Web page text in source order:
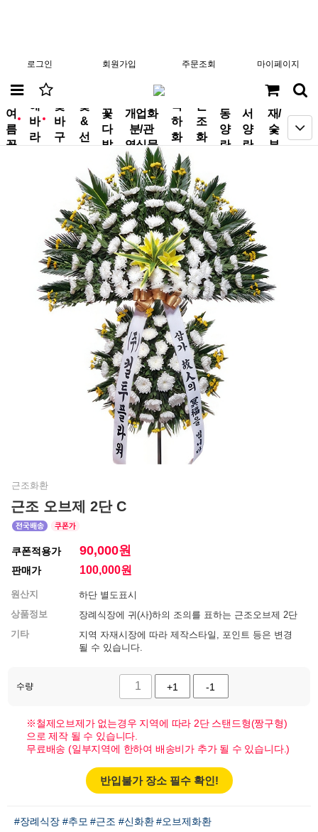
로그인 회원가입 주문조회 마이페이지
new
여
름
꽃
new
해
바
라
꽃
바
구
꽃
&
선
꽃
다
발
개업화
분/관
엽식물
축
하
화
환
근
조
화
동
양
란
서
양
란
분
재/
숯
부
근조화환
근조 오브제 2단 C
쿠폰적용가 90,000원
판매가 100,000원
원산지
하단 별도표시
상품정보
장례식장에 귀(사)하의 조의를 표하는 근조오브제 2단
기타
지역 자재시장에 따라 제작스타일, 포인트 등은 변경
될 수 있습니다.
수량 +1 -1
※철제오브제가 없는경우 지역에 따라 2단 스탠드형(짱구형)
으로 제작 될 수 있습니다.
무료배송 (일부지역에 한하여 배송비가 추가 될 수 있습니다.)
반입불가 장소 필수 확인!
#장례식장 #추모 #근조 #신화환 #오브제화환